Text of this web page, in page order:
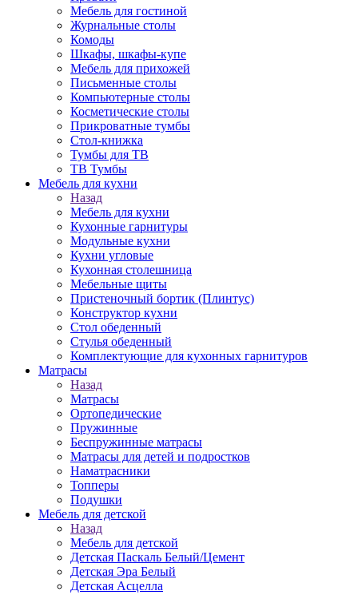
Мебель для гостиной
Журнальные столы
Комоды
Шкафы, шкафы-купе
Мебель для прихожей
Письменные столы
Компьютерные столы
Косметические столы
Прикроватные тумбы
Стол-книжка
Тумбы для ТВ
ТВ Тумбы
Мебель для кухни
Назад
Мебель для кухни
Кухонные гарнитуры
Модульные кухни
Кухни угловые
Кухонная столешница
Мебельные щиты
Пристеночный бортик (Плинтус)
Конструктор кухни
Стол обеденный
Стулья обеденный
Комплектующие для кухонных гарнитуров
Матраcы
Назад
Матраcы
Ортопедические
Пружинные
Беспружинные матрасы
Матрасы для детей и подростков
Наматрасники
Топперы
Подушки
Мебель для детской
Назад
Мебель для детской
Детская Паскаль Белый/Цемент
Детская Эра Белый
Детская Асцелла